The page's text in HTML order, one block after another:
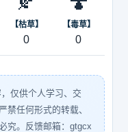
【枯草】
0
【毒草】
0
仅供个人学习、交
禁任何形式的转载、
究。反馈邮箱：gtgcx